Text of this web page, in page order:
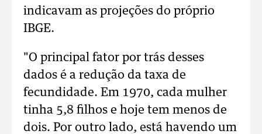
indicavam as projeções do próprio
IBGE.
"O principal fator por trás desses
dados é a redução da taxa de
fecundidade. Em 1970, cada mulher
tinha 5,8 filhos e hoje tem menos de
dois. Por outro lado, está havendo um